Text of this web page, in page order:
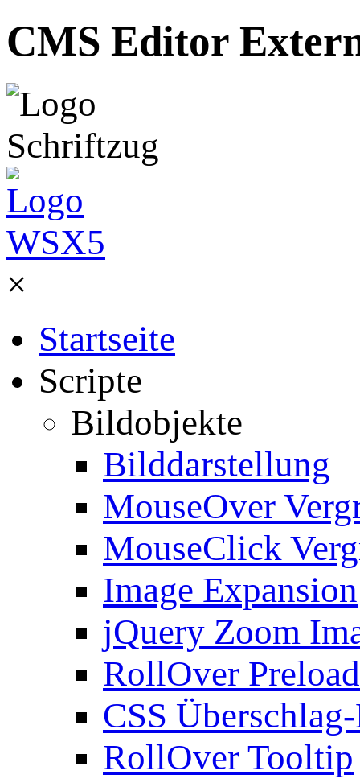
CMS Editor
×
Startseite
Scripte
Bildobjekte
Bilddarstellung
MouseOver
MouseClick
Image Expansion
jQuery Zoom
RollOver Preload
CSS
RollOver Tooltip